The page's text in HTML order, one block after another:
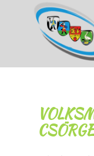
BUKV
GRUPPEN
CSÖRGE